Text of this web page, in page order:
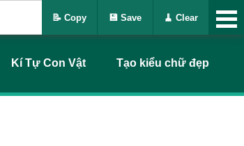
Kí Tự Con Vật Tạo kiểu chữ đẹp
📝 Copy 💾 Save 🧹 Clear